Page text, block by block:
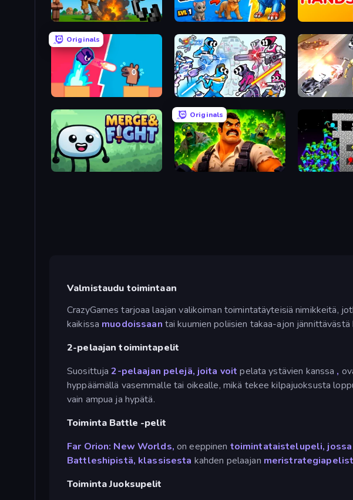
Noob Fuse Ultimate Evolution
Originals
Boom Slingers ReBoom Space Wars Battleground Super Crime
Merge & Fight
Originals
Zombie Lab Escape Stick Epic
Valmistaudu toimintaan
CrazyGames tarjoaa laajan valikoiman toimintatäyteisiä nimikkeitä,
kaikissa muodoissaan tai kuumien poliisien takaa-ajon
2-pelaajan toimintapelit
Suosittuja 2-pelaajan pelejä, joita voit pelata ystävien kanssa ,
hyppäämällä vasemmalle tai oikealle, mikä tekee kilpajuoksusta
vain ampua ja hypätä.
Toiminta Battle -pelit
Far Orion: New Worlds, on eeppinen toimintataistelupeli, jossa
Battleshipistä, klassisesta kahden pelaajan
Toiminta Juoksupelit